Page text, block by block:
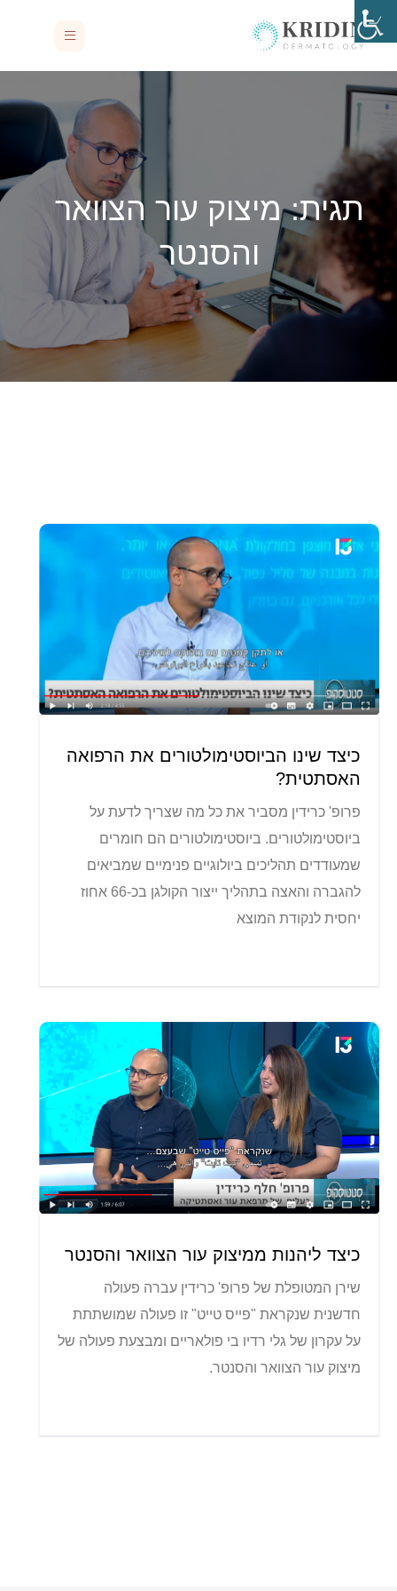
תגית:מיצוק עור הצוואר
והסנטר
כיצד שינו הביוסטימולטורים את הרפואה
האסתטית?
פרופ' כרידין מסביר את כל מה שצריך לדעת על
ביוסטימולטורים. ביוסטימולטורים הם חומרים
שמעודדים תהליכים ביולוגיים פנימיים שמביאים
להגברה והאצה בתהליך ייצור הקולגן בכ-66 אחוז
יחסית לנקודת המוצא
כיצד ליהנות ממיצוק עור הצוואר והסנטר
שירן המטופלת של פרופ' כרידין עברה פעולה
חדשנית שנקראת "פייס טייט" זו פעולה שמושתתת
על עקרון של גלי רדיו בי פולאריים ומבצעת פעולה של
מיצוק עור הצוואר והסנטר.